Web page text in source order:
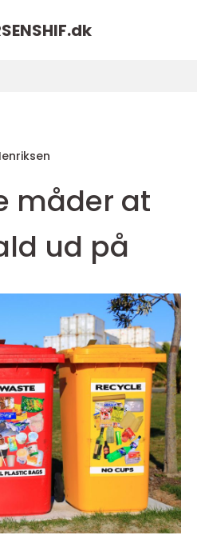
dk
måder at
ud på